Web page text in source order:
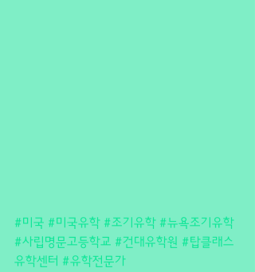
#미국 #미국유학 #조기유학 #뉴욕조기유학
#사립명문고등학교 #건대유학원 #탑클래스
유학센터 #유학전문가